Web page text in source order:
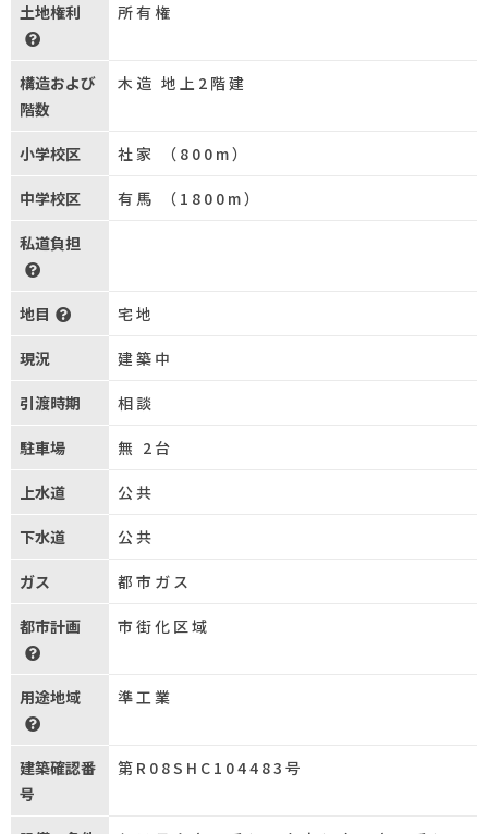
土地権利 所有権
構造および
階数
木造 地上2階建
小学校区 社家 （800m）
中学校区 有馬 （1800m）
私道負担
地目 宅地
現況 建築中
引渡時期 相談
駐車場 無 2台
上水道 公共
下水道 公共
ガス 都市ガス
都市計画 市街化区域
用途地域 準工業
建築確認番
号
第R08SHC104483号